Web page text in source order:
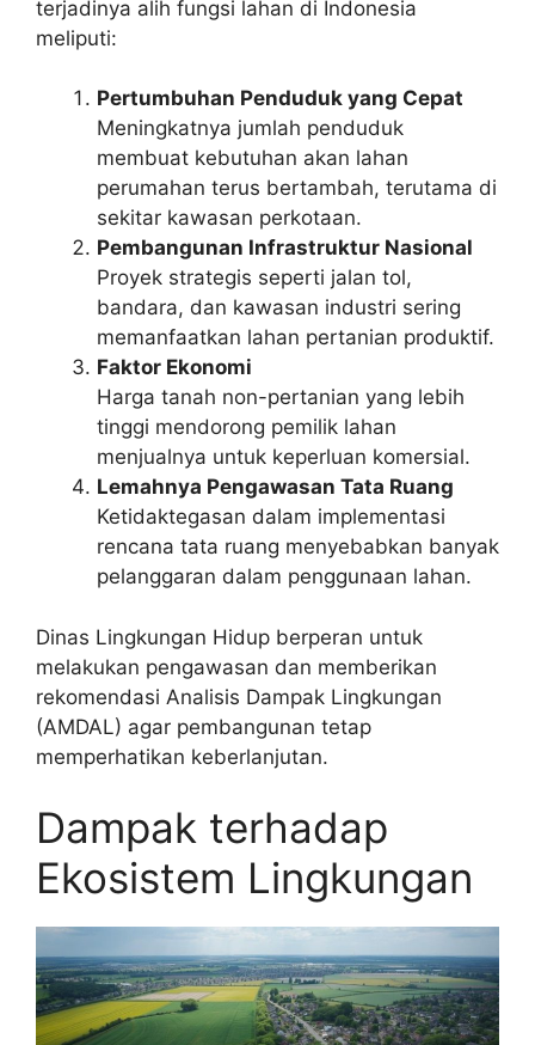
terjadinya alih fungsi lahan di Indonesia
meliputi:
Pertumbuhan Penduduk yang Cepat
Meningkatnya jumlah penduduk
membuat kebutuhan akan lahan
perumahan terus bertambah, terutama di
sekitar kawasan perkotaan.
Pembangunan Infrastruktur Nasional
Proyek strategis seperti jalan tol,
bandara, dan kawasan industri sering
memanfaatkan lahan pertanian produktif.
Faktor Ekonomi
Harga tanah non-pertanian yang lebih
tinggi mendorong pemilik lahan
menjualnya untuk keperluan komersial.
Lemahnya Pengawasan Tata Ruang
Ketidaktegasan dalam implementasi
rencana tata ruang menyebabkan banyak
pelanggaran dalam penggunaan lahan.
Dinas Lingkungan Hidup berperan untuk
melakukan pengawasan dan memberikan
rekomendasi Analisis Dampak Lingkungan
(AMDAL) agar pembangunan tetap
memperhatikan keberlanjutan.
Dampak terhadap
Ekosistem Lingkungan